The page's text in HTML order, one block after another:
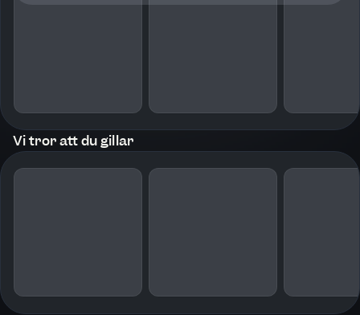
Vi tror att du gillar